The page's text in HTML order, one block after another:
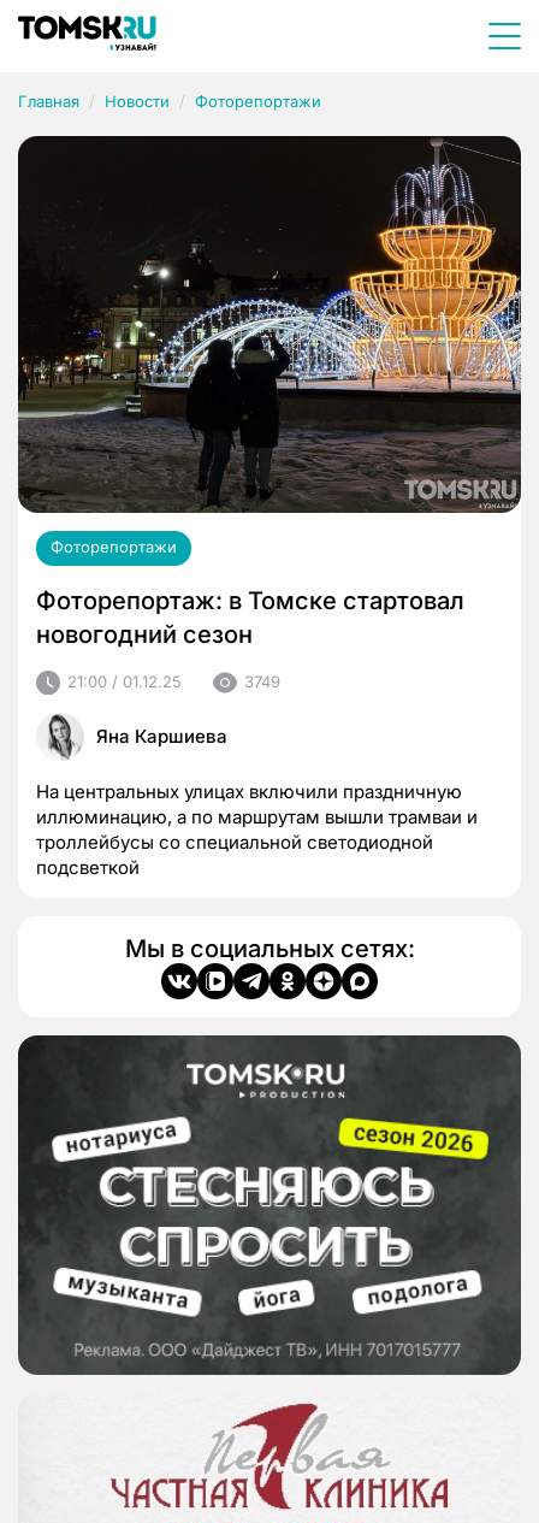
Главная Новости Фоторепортажи
Фоторепортажи
Фоторепортаж: в Томске стартовал
новогодний сезон
21:00 / 01.12.25 3749
Яна Каршиева
На центральных улицах включили праздничную
иллюминацию, а по маршрутам вышли трамваи и
троллейбусы со специальной светодиодной
подсветкой
Мы в социальных сетях: